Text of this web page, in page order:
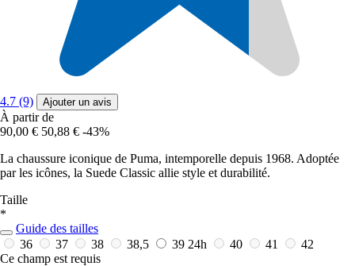
4.7 (9) Ajouter un avis
À partir de
90,00 € 50,88 € -43%
La chaussure iconique de Puma, intemporelle depuis 1968. Adoptée
par les icônes, la Suede Classic allie style et durabilité.
Taille
*
Guide des tailles
36
37 38 38,5 39 24h 40 41
42
Ce champ est requis